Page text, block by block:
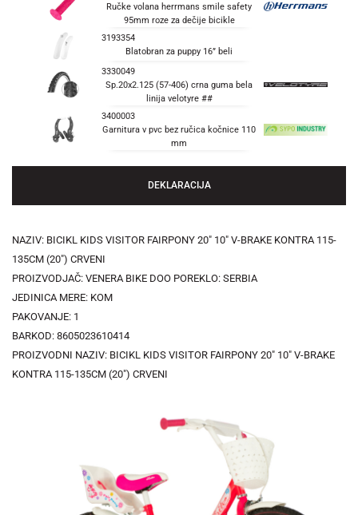
Ručke volana herrmans smile safety
95mm roze za dečije bicikle
3193354
Blatobran za puppy 16” beli
3330049
Sp.20x2.125 (57-406) crna guma bela
linija velotyre ##
3400003
Garnitura v pvc bez ručica kočnice 110
mm
DEKLARACIJA
NAZIV: BICIKL KIDS VISITOR FAIRPONY 20" 10" V-BRAKE KONTRA 115-
135CM (20") CRVENI
PROIZVODJAČ: VENERA BIKE DOO POREKLO: SERBIA
JEDINICA MERE: KOM
PAKOVANJE: 1
BARKOD: 8605023610414
PROIZVODNI NAZIV: BICIKL KIDS VISITOR FAIRPONY 20" 10" V-BRAKE
KONTRA 115-135CM (20") CRVENI